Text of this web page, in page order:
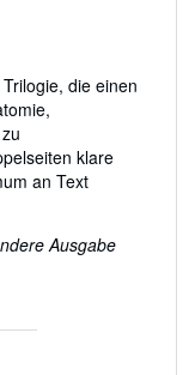
die einen
klare
an Text
Ausgabe